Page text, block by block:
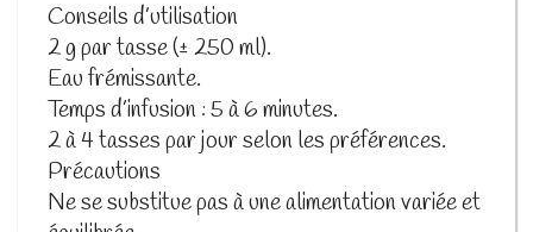
Conseils d’utilisation
2 g par tasse (± 250 ml).
Eau frémissante.
Temps d’infusion : 5 à 6 minutes.
2 à 4 tasses par jour selon les préférences.
Précautions
Ne se substitue pas à une alimentation variée et